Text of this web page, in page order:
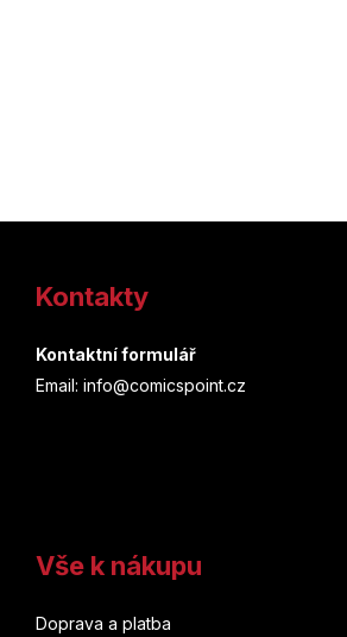
Kontakty
Kontaktní formulář
Email: info@comicspoint.cz
Vše k nákupu
Doprava a platba